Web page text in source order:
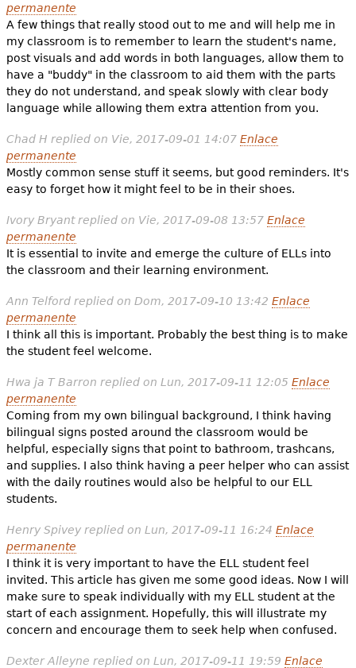
permanente
A few things that really stood out to me and will help me in
my classroom is to remember to learn the student's name,
post visuals and add words in both languages, allow them to
have a "buddy" in the classroom to aid them with the parts
they do not understand, and speak slowly with clear body
language while allowing them extra attention from you.
Chad H replied on Vie, 2017-09-01 14:07 Enlace
permanente
Mostly common sense stuff it seems, but good reminders. It's
easy to forget how it might feel to be in their shoes.
Ivory Bryantreplied on Vie, 2017-09-08 13:57 Enlace
permanente
It is essential to invite and emerge the culture of ELLs into
the classroom and their learning environment.
Ann Telfordreplied on Dom, 2017-09-10 13:42 Enlace
permanente
I think all this is important. Probably the best thing is to make
the student feel welcome.
Hwa ja T Barron replied on Lun, 2017-09-11 12:05 Enlace
permanente
Coming from my own bilingual background, I think having
bilingual signs posted around the classroom would be
helpful, especially signs that point to bathroom, trashcans,
and supplies. I also think having a peer helper who can assist
with the daily routines would also be helpful to our ELL
students.
Henry Spiveyreplied on Lun, 2017-09-11 16:24 Enlace
permanente
I think it is very important to have the ELL student feel
invited. This article has given me some good ideas. Now I will
make sure to speak individually with my ELL student at the
start of each assignment. Hopefully, this will illustrate my
concern and encourage them to seek help when confused.
Dexter Alleyne replied on Lun, 2017-09-11 19:59 Enlace